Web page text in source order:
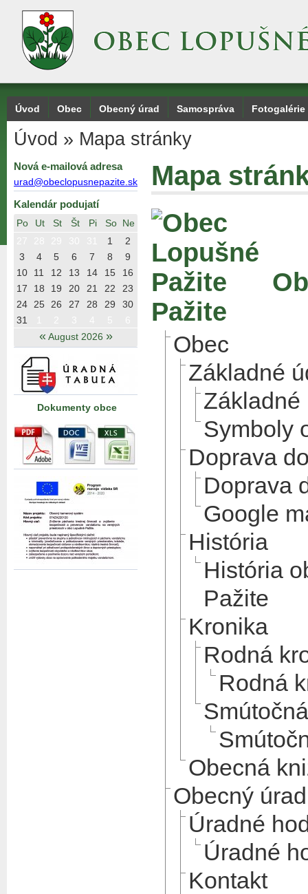
Úvod Obec Obecný úrad Samospráva Fotogalérie
Úvod » Mapa stránky
Nová e-mailová adresa
urad@obeclopusnepazite.sk
Kalendár podujatí
Po Ut St Št Pi So Ne
« August 2026 »
1
2
3
4 5 6 7 8
9
10
11 12 13 14 15
16
17
18 19 20 21 22
23
24
25 26 27 28 29
30
31
Dokumenty obce
Mapa
Pažite
Obec
Základné
Základné
Symboly
Doprava
Doprava
Google
História
História
Pažite
Kronika
Rodná
Rodná
Obecná
Obecný úrad
Úradné
Úradné
Kontakt